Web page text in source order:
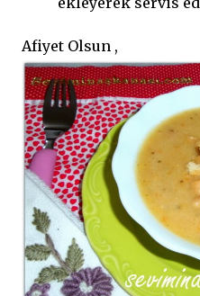
Afiyet Olsun ,